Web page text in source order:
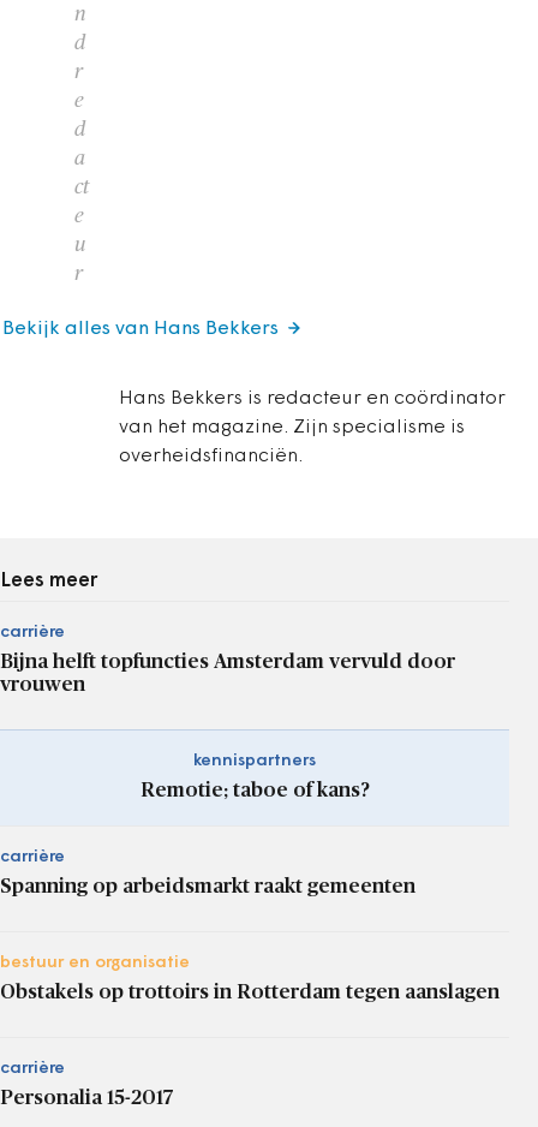
n
d
r
e
d
a
ct
e
u
r
Hans Bekkers is redacteur en coördinator
van het magazine. Zijn specialisme is
overheidsfinanciën.
Bekijk alles van Hans Bekkers
Lees meer
carrière
Bijna helft topfuncties Amsterdam vervuld door
vrouwen
kennispartners
Remotie; taboe of kans?
carrière
Spanning op arbeidsmarkt raakt gemeenten
bestuur en organisatie
Obstakels op trottoirs in Rotterdam tegen aanslagen
carrière
Personalia 15-2017